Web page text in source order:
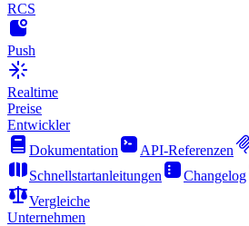
RCS
Push
Realtime
Preise
Entwickler
Dokumentation
API-Referenzen
Schnellstartanleitungen
Changelog
Vergleiche
Unternehmen